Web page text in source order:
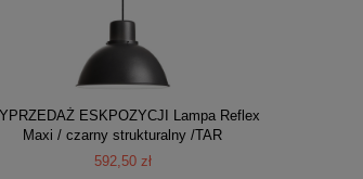
ESKPOZYCJI Lampa Reflex
Maxi / czarny strukturalny /TAR
592,50 zł